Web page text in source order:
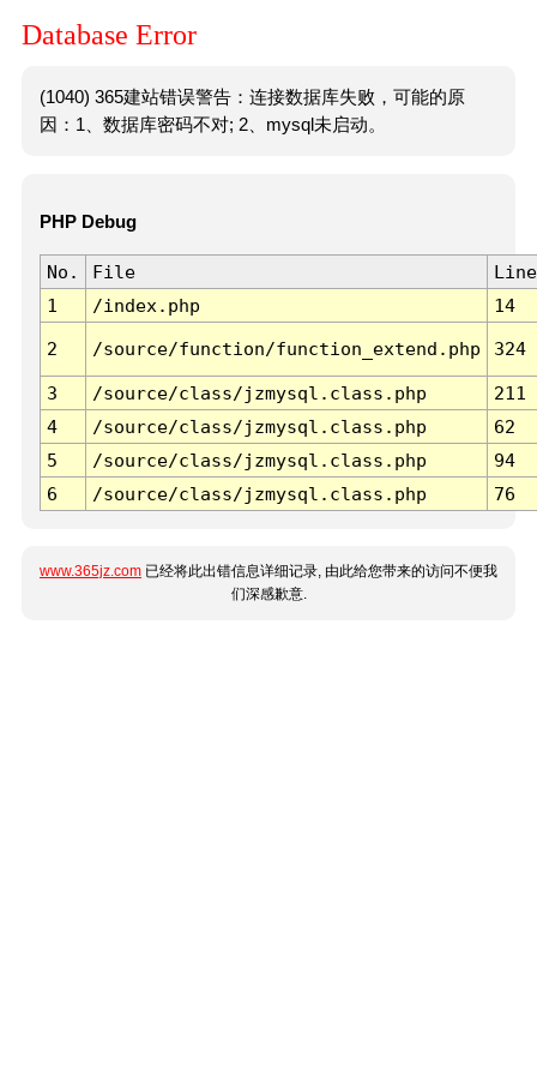
Database Error
(1040) 365建站错误警告：连接数据库失败，可能的原
因：1、数据库密码不对; 2、mysql未启动。
PHP Debug
No. File
Line
1
/index.php 14
2 /source/function/function_extend.php 324
3 /source/class/jzmysql.class.php
211
4
/source/class/jzmysql.class.php
62
5
/source/class/jzmysql.class.php
94
6
/source/class/jzmysql.class.php 76
www.365jz.com 已经将此出错信息详细记录, 由此给您带来的访问不便我
们深感歉意.